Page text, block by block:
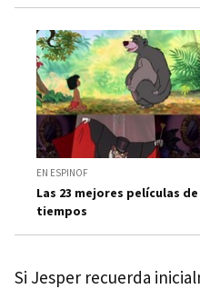
EN ESPINOF
Las 23 mejores películas
tiempos
Si Jesper recuerda